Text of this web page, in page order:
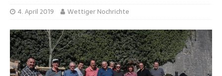
4. April 2019 Wettiger Nochrichte